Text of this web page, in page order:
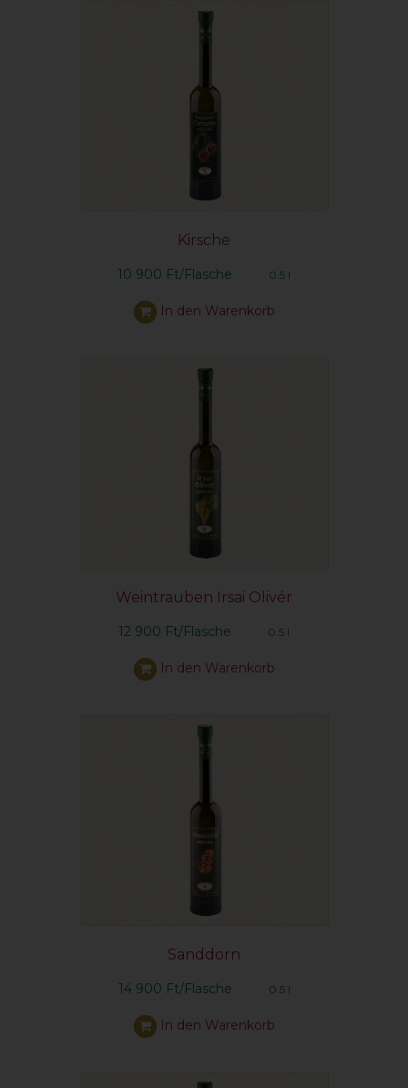
Kirsche
10 900 Ft/Flasche 0.5 l
In den Warenkorb
Weintrauben Irsai Olivér
12 900 Ft/Flasche 0.5 l
In den Warenkorb
Sanddorn
14 900 Ft/Flasche 0.5 l
In den Warenkorb